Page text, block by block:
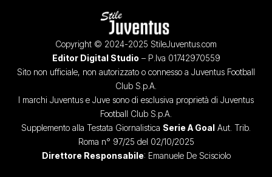
Copyright © 2024-2025 StileJuventus.com
Editor Digital Studio – P.Iva 01742970559
Sito non ufficiale, non autorizzato o connesso a Juventus Football
Club S.p.A.
I marchi Juventus e Juve sono di esclusiva proprietà di Juventus
Football Club S.p.A.
Supplemento alla Testata Giornalistica Serie A Goal Aut. Trib.
Roma n° 97/25 del 02/10/2025
Direttore Responsabile: Emanuele De Scisciolo